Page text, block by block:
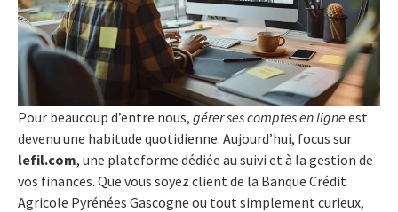
Pour beaucoup d’entre nous, gérer ses comptes en ligne est
devenu une habitude quotidienne. Aujourd’hui, focus sur
lefil.com, une plateforme dédiée au suivi et à la gestion de
vos finances. Que vous soyez client de la Banque Crédit
Agricole Pyrénées Gascogne ou tout simplement curieux,